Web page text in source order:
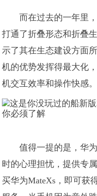
而在过去的一年里
打通了折叠形态和折叠
示了其在生态建设方面
机的优势发挥得最大化
机交互效率和操作快感。
值得一提的是，华
时的心理担忧，提供专
买华为MateXs，即可获